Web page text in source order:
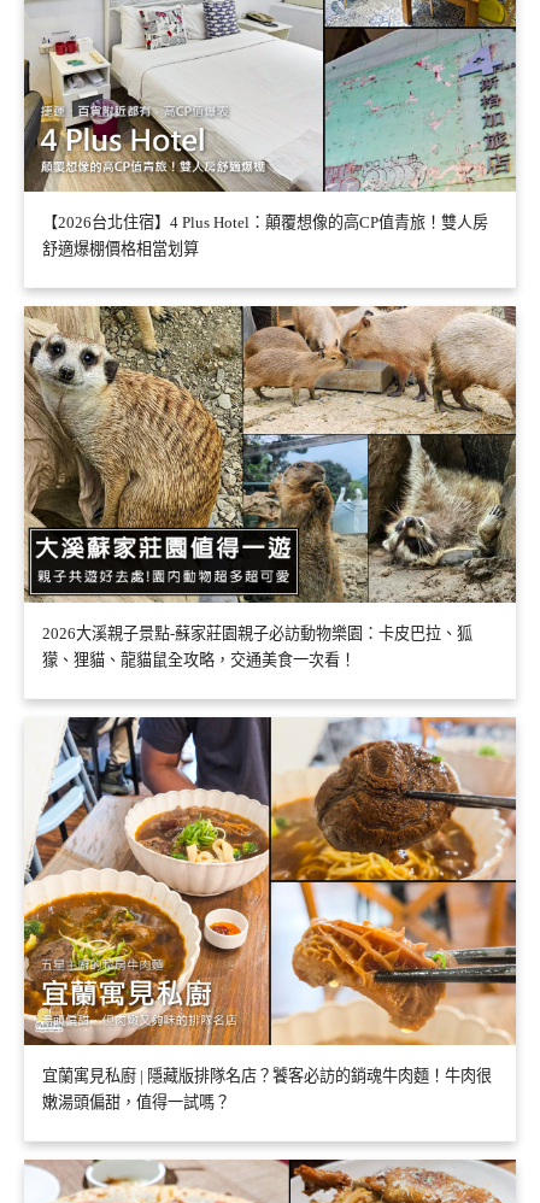
【2026台北住宿】4 Plus Hotel：顛覆想像的高CP值青旅！雙人房
舒適爆棚價格相當划算
2026大溪親子景點-蘇家莊園親子必訪動物樂園：卡皮巴拉、狐
獴、狸貓、龍貓鼠全攻略，交通美食一次看！
宜蘭寓見私廚 | 隱藏版排隊名店？饕客必訪的銷魂牛肉麵！牛肉很
嫩湯頭偏甜，值得一試嗎？